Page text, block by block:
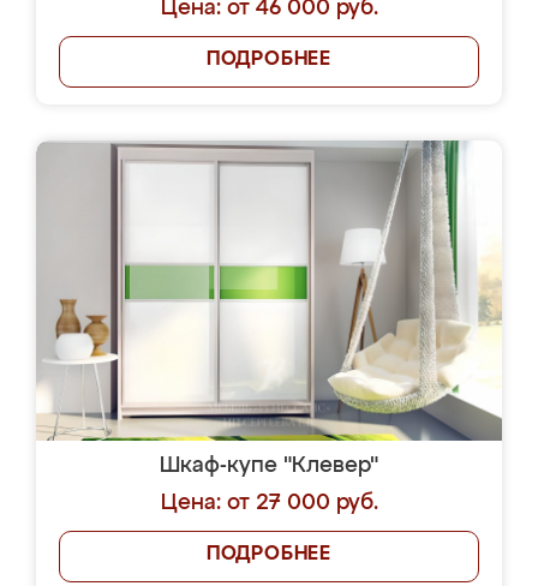
Цена: от 46 000 руб.
ПОДРОБНЕЕ
Шкаф-купе "Клевер"
Цена: от 27 000 руб.
ПОДРОБНЕЕ